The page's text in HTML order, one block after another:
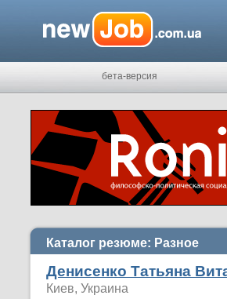
бета-версия
Каталог резюме: Разное
Денисенко Татьяна
Киев, Украина